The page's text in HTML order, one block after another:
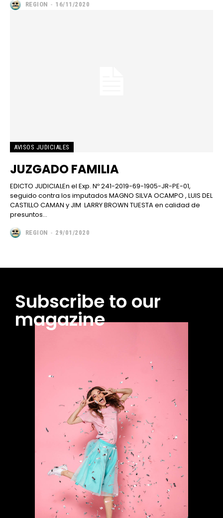
REGION - 16/11/2020
AVISOS JUDICIALES
JUZGADO FAMILIA
EDICTO JUDICIALEn el Exp. Nº 241-2019-69-1905-JR-PE-01,
seguido contra los imputados MAGNO SILVA OCAMPO , LUIS DEL
CASTILLO CAMAN y JIM LARRY BROWN TUESTA en calidad de
presuntos...
REGION - 29/01/2020
Subscribe to our
magazine